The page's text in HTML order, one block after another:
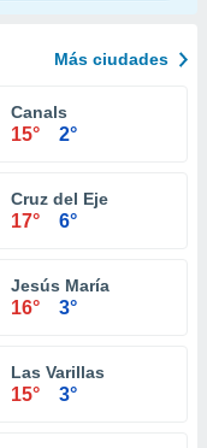
Más ciudades
Canals
15° 2°
Cruz del Eje
17° 6°
Jesús María
16° 3°
Las Varillas
15° 3°